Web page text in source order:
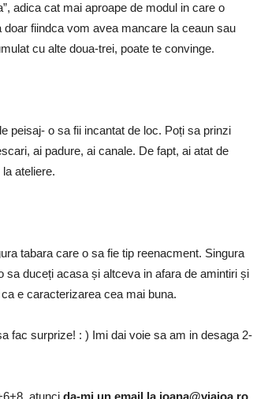
adica cat mai aproape de modul in care o
fiindca vom avea mancare la ceaun sau
cu alte doua-trei, poate te convinge.
peisaj- o sa fii incantat de loc. Poți sa prinzi
ai padure, ai canale. De fapt, ai atat de
ateliere.
tabara care o sa fie tip reenacment. Singura
sa duceți acasa și altceva in afara de amintiri și
e caracterizarea cea mai buna.
fac surprize! : ) Imi dai voie sa am in desaga 2-
atunci da-mi un email la ioana@viajoa.ro